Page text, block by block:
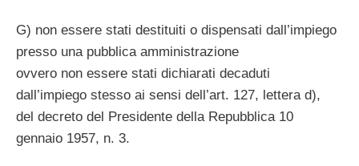
G) non essere stati destituiti o dispensati dall’impiego
presso una pubblica amministrazione
ovvero non essere stati dichiarati decaduti
dall’impiego stesso ai sensi dell’art. 127, lettera d),
del decreto del Presidente della Repubblica 10
gennaio 1957, n. 3.